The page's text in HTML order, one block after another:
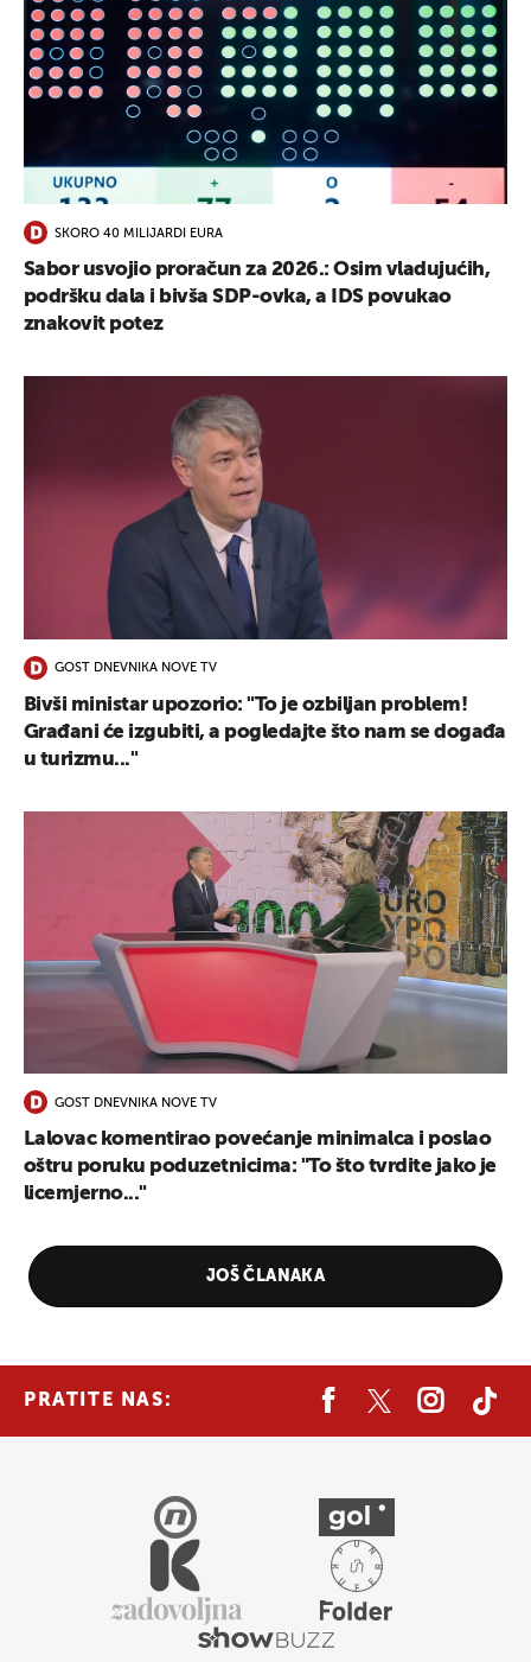
SKORO 40 MILIJARDI EURA
Sabor usvojio proračun za 2026.: Osim vladujućih,
podršku dala i bivša SDP-ovka, a IDS povukao
znakovit potez
GOST DNEVNIKA NOVE TV
Bivši ministar upozorio: "To je ozbiljan problem!
Građani će izgubiti, a pogledajte što nam se događa
u turizmu..."
GOST DNEVNIKA NOVE TV
Lalovac komentirao povećanje minimalca i poslao
oštru poruku poduzetnicima: "To što tvrdite jako je
licemjerno..."
JOŠ ČLANAKA
PRATITE NAS:
UKLJUČITE NOTIFIKACIJE